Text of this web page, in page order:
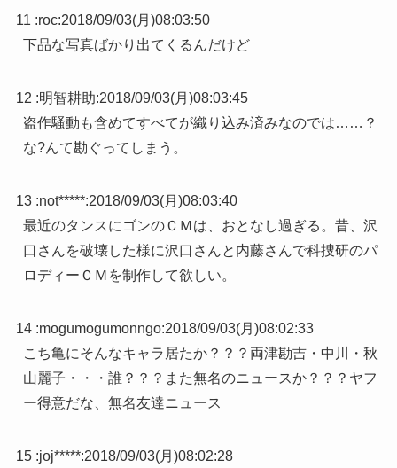
11 :roc:2018/09/03(月)08:03:50
下品な写真ばかり出てくるんだけど
12 :明智耕助:2018/09/03(月)08:03:45
盗作騒動も含めてすべてが織り込み済みなのでは……？
な?んて勘ぐってしまう。
13 :not*****:2018/09/03(月)08:03:40
最近のタンスにゴンのＣＭは、おとなし過ぎる。昔、沢
口さんを破壊した様に沢口さんと内藤さんで科捜研のパ
ロディーＣＭを制作して欲しい。
14 :mogumogumonngo:2018/09/03(月)08:02:33
こち亀にそんなキャラ居たか？？？両津勘吉・中川・秋
山麗子・・・誰？？？また無名のニュースか？？？ヤフ
ー得意だな、無名友達ニュース
15 :joj*****:2018/09/03(月)08:02:28